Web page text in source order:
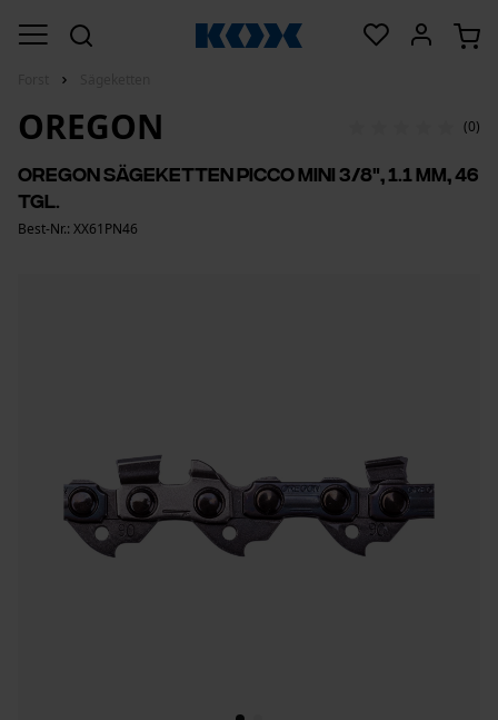
OREGON (0)
Oregon Sägeketten Picco Mini 3/8", 1.1 mm, 46
Tgl.
Best-Nr.: XX61PN46